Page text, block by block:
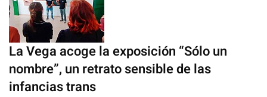
La Vega acoge la exposición “Sólo un
nombre”, un retrato sensible de las
infancias trans